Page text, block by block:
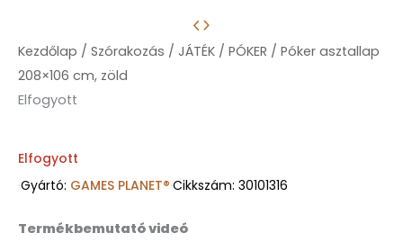
Kezdőlap / Szórakozás / JÁTÉK / PÓKER / Póker asztallap
208×106 cm, zöld
Elfogyott
Elfogyott
·Gyártó: GAMES PLANET®·Cikkszám: 30101316
Termékbemutató videó